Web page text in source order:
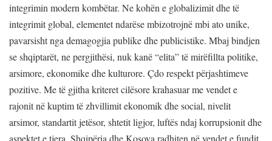
integrimin modern kombëtar. Ne kohën e globalizimit dhe të
integrimit global, elementet ndarëse mbizotrojnë mbi ato unike,
pavarsisht nga demagogjia publike dhe publicistike. Mbaj bindjen
se shqiptarët, ne pergjithësi, nuk kanë “elita” të mirëfillta politike,
arsimore, ekonomike dhe kulturore. Çdo respekt përjashtimeve
pozitive. Me të gjitha kriteret cilësore krahasuar me vendet e
rajonit në kuptim të zhvillimit ekonomik dhe social, nivelit
arsimor, standartit jetësor, shtetit ligjor, luftës ndaj korrupsionit dhe
aspektet e tjera, Shqipëria dhe Kosova radhiten në vendet e fundit